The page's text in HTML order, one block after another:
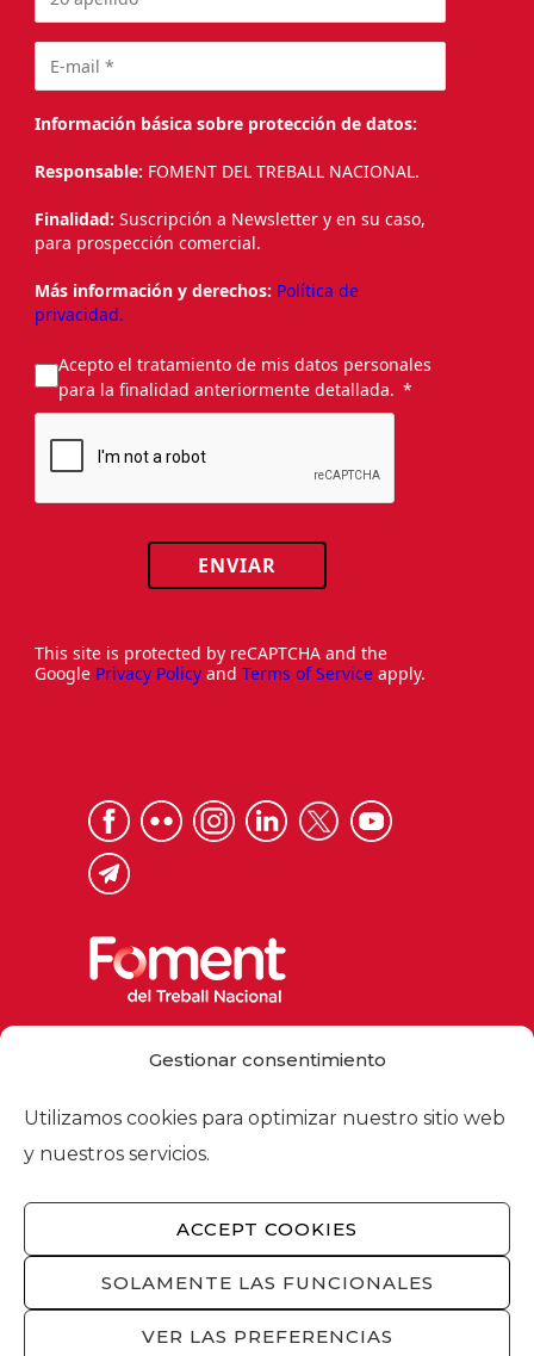
Gestionar consentimiento
Utilizamos cookies para optimizar nuestro sitio web
y nuestros servicios.
ACCEPT COOKIES
SOLAMENTE LAS FUNCIONALES
VER LAS PREFERENCIAS
Información básica sobre protección de datos:
Responsable: FOMENT DEL TREBALL NACIONAL.
Finalidad: Suscripción a Newsletter y en su caso,
para prospección comercial.
Más información y derechos: Política de
privacidad.
Acepto el tratamiento de mis datos personales
para la finalidad anteriormente detallada.
ENVIAR
This site is protected by reCAPTCHA and the
Google Privacy Policy and Terms of Service apply.
foment@foment.com
© 2026 - Foment del Treball Nacional
de privacidad /Política de cookies